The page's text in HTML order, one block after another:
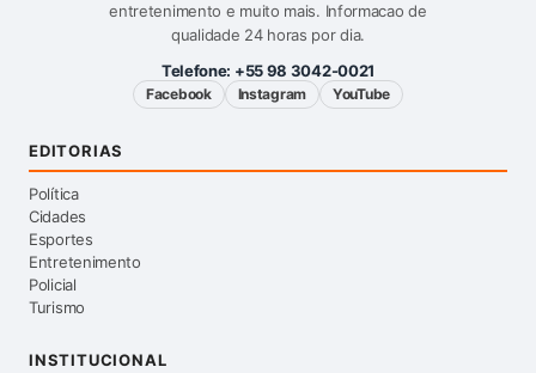
entretenimento e muito mais. Informacao de
qualidade 24 horas por dia.
Telefone: +55 98 3042-0021
Facebook Instagram YouTube
EDITORIAS
Política
Cidades
Esportes
Entretenimento
Policial
Turismo
INSTITUCIONAL